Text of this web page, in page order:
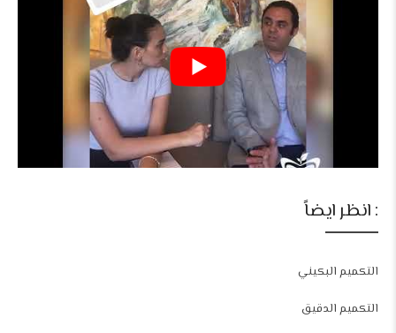
: انظر ايضاً
التكميم البكيني
التكميم الدقيق